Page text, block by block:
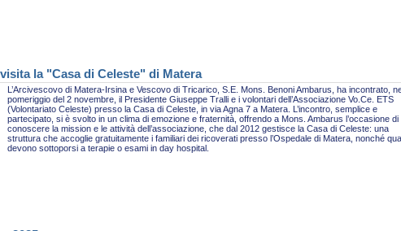
la "Casa di Celeste" di Matera
L’Arcivescovo di Matera-Irsina e Vescovo di Tricarico, S.E. Mons. Benoni Ambarus, ha incontrato,
pomeriggio del 2 novembre, il Presidente Giuseppe Tralli e i volontari dell’Associazione Vo.Ce. ETS
(Volontariato Celeste) presso la Casa di Celeste, in via Agna 7 a Matera. L’incontro, semplice e
partecipato, si è svolto in un clima di emozione e fraternità, offrendo a Mons. Ambarus l’occasione di
conoscere la mission e le attività dell’associazione, che dal 2012 gestisce la Casa di Celeste: una
struttura che accoglie gratuitamente i familiari dei ricoverati presso l’Ospedale di Matera, nonché
devono sottoporsi a terapie o esami in day hospital.